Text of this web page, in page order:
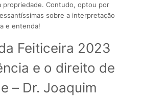
propriedade. Contudo, optou por
sobre a interpretação
e entenda!
Feiticeira 2023
e o direito de
– Dr. Joaquim